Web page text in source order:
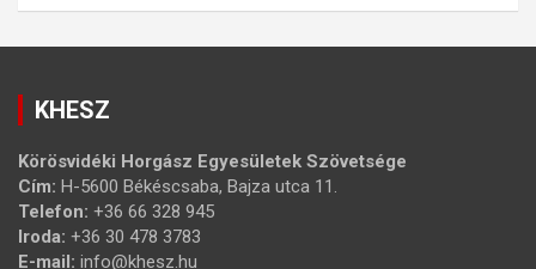
KHESZ
Körösvidéki Horgász Egyesületek Szövetsége
Cím: H-5600 Békéscsaba, Bajza utca 11.
Telefon: +36 66 328 945
Iroda: +36 30 478 3783
E-mail: info@khesz.hu